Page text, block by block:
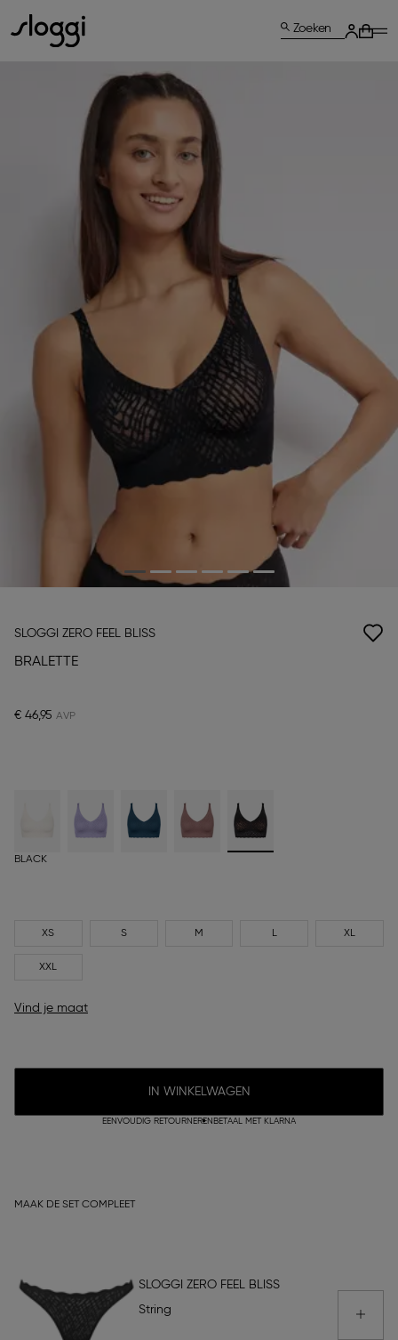
Zoeken
SLOGGI ZERO FEEL BLISS
BRALETTE
€ 46,95
BLACK
XS S M L XL
XXL
Vind je maat
IN WINKELWAGEN
EENVOUDIG RETOURNEREN BETAAL MET KLARNA
MAAK DE SET COMPLEET
SLOGGI ZERO FEEL BLISS
String